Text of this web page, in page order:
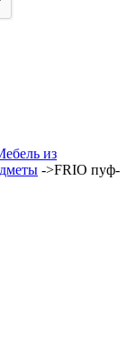
из
->FRIO пуф-